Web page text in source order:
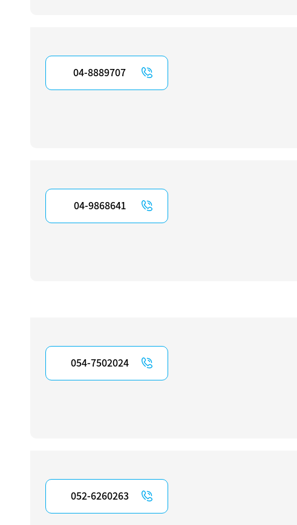
04-8889707
04-9868641
054-7502024
052-6260263